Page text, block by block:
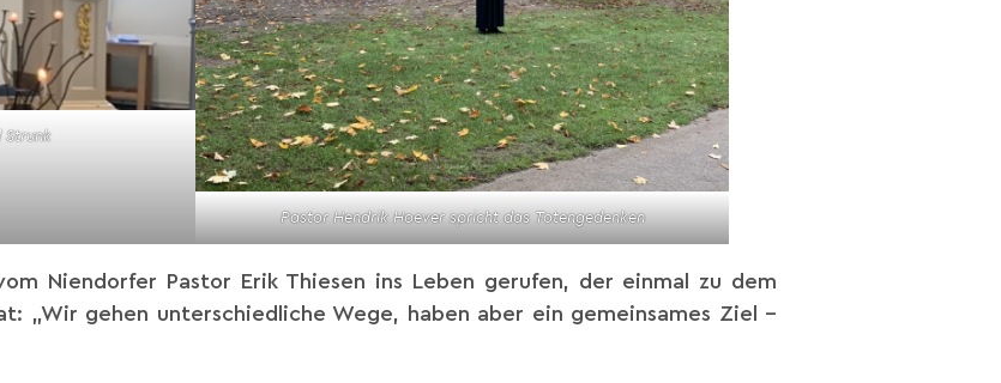
Strunk
Pastor Hendrik Hoever spricht das Totengedenken
Niendorfer Pastor Erik Thiesen ins Leben gerufen, der einmal zu dem
„Wir gehen unterschiedliche Wege, haben aber ein gemeinsames Ziel –